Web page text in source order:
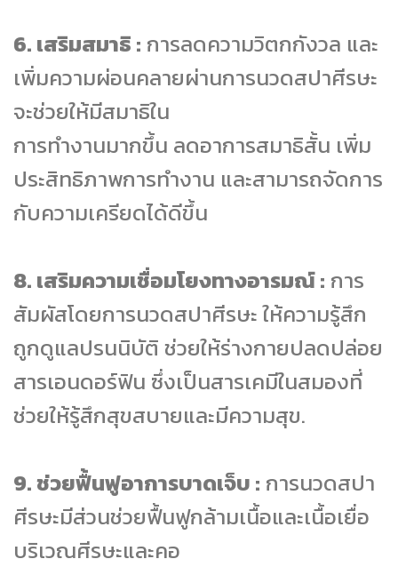
6. เสริมสมาธิ : การลดความวิตกกังวล และ
เพิ่มความผ่อนคลายผ่านการนวดสปาศีรษะ
จะช่วยให้มีสมาธิใน
การทำงานมากขึ้น ลดอาการสมาธิสั้น เพิ่ม
ประสิทธิภาพการทำงาน และสามารถจัดการ
กับความเครียดได้ดีขึ้น
8. เสริมความเชื่อมโยงทางอารมณ์ : การ
สัมผัสโดยการนวดสปาศีรษะ ให้ความรู้สึก
ถูกดูแลปรนนิบัติ ช่วยให้ร่างกายปลดปล่อย
สารเอนดอร์ฟิน ซึ่งเป็นสารเคมีในสมองที่
ช่วยให้รู้สึกสุขสบายและมีความสุข.
9. ช่วยฟื้นฟูอาการบาดเจ็บ : การนวดสปา
ศีรษะมีส่วนช่วยฟื้นฟูกล้ามเนื้อและเนื้อเยื่อ
บริเวณศีรษะและคอ